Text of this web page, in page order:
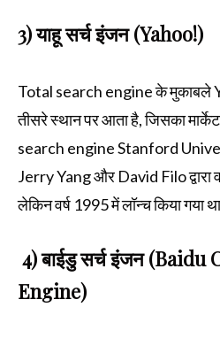
3) याहू सर्च इंजन (Yahoo!)
Total search engine के मुकाबले
तीसरे स्थान पर आता है, जिसका
search engine Stanford
Jerry Yang और David Filo द्वारा
लेकिन वर्ष 1995 में लॉन्च किया गया
4) बाईडु सर्च इंजन (Baidu
Engine)